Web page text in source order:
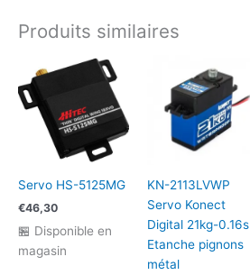
gaz/frein
25T
Gris
métal
Produits similaires
Servo HS-5125MG
€46,30
🏪 Disponible en
magasin
KN-2113LVWP
Servo Konect
Digital 21kg-0.16s
Etanche pignons
métal